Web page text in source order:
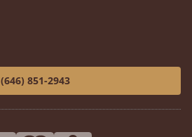
(646) 851-2943